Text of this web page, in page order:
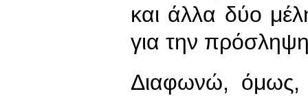
και άλλα δύο
για την
Διαφωνώ, όμως,